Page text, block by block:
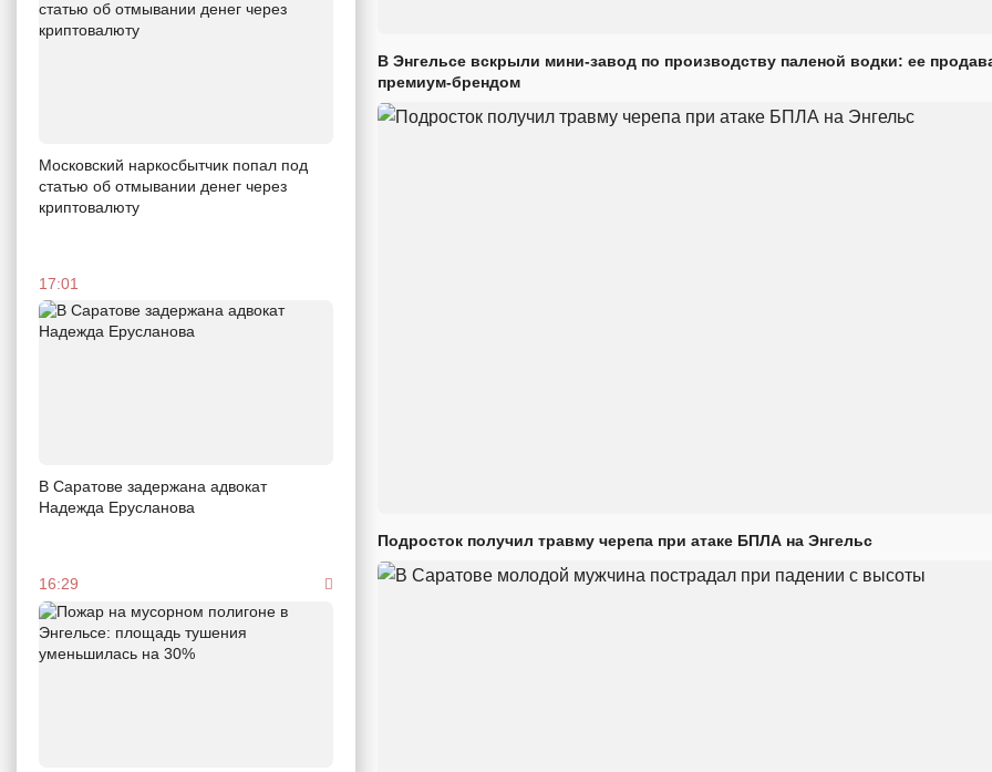
Московский наркосбытчик попал под
статью об отмывании денег через
криптовалюту
17:01
В Саратове задержана адвокат
Надежда Ерусланова
16:29
В Энгельсе вскрыли мини-завод по производству паленой водки: ее
премиум-брендом
Подросток получил травму черепа при атаке БПЛА на Энгельс